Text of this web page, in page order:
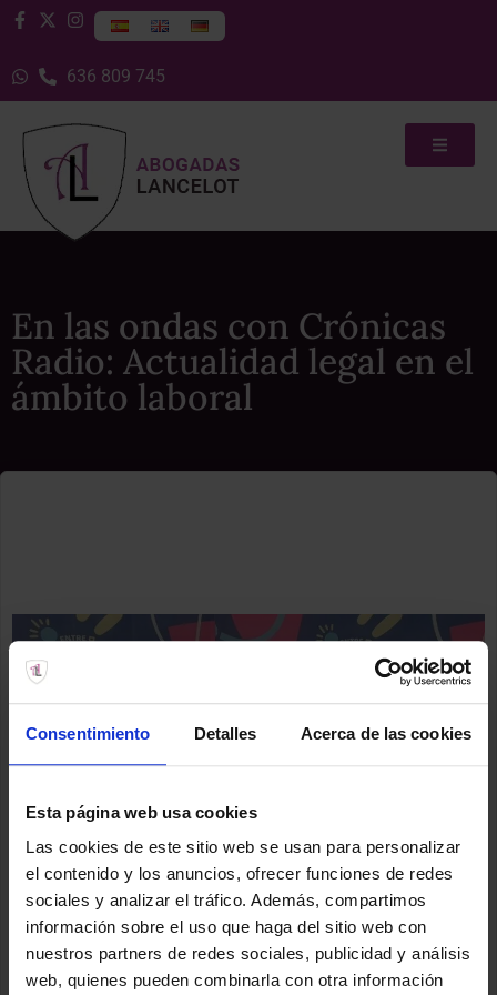
Consentimiento Detalles Acerca de las cookies
Esta página web usa cookies
Las cookies de este sitio web se usan para personalizar
el contenido y los anuncios, ofrecer funciones de redes
sociales y analizar el tráfico. Además, compartimos
información sobre el uso que haga del sitio web con
nuestros partners de redes sociales, publicidad y análisis
web, quienes pueden combinarla con otra información
636 809 745
En las ondas con Crónicas
Radio: Actualidad legal en el
ámbito laboral